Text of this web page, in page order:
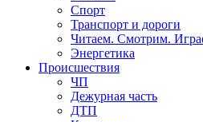
Спорт
Транспорт и дороги
Читаем. Смотрим.
Энергетика
Происшествия
ЧП
Дежурная часть
ДТП